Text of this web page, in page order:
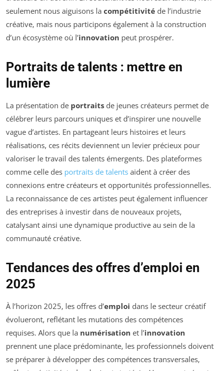
seulement nous aiguisons la compétitivité de l’industrie
créative, mais nous participons également à la construction
d’un écosystème où l’innovation peut prospérer.
Portraits de talents : mettre en
lumière
La présentation de portraits de jeunes créateurs permet de
célébrer leurs parcours uniques et d’inspirer une nouvelle
vague d’artistes. En partageant leurs histoires et leurs
réalisations, ces récits deviennent un levier précieux pour
valoriser le travail des talents émergents. Des plateformes
comme celle des portraits de talents aident à créer des
connexions entre créateurs et opportunités professionnelles.
La reconnaissance de ces artistes peut également influencer
des entreprises à investir dans de nouveaux projets,
catalysant ainsi une dynamique productive au sein de la
communauté créative.
Tendances des offres d’emploi en
2025
À l’horizon 2025, les offres d’emploi dans le secteur créatif
évolueront, reflétant les mutations des compétences
requises. Alors que la numérisation et l’innovation
prennent une place prédominante, les professionnels doivent
se préparer à développer des compétences transversales,